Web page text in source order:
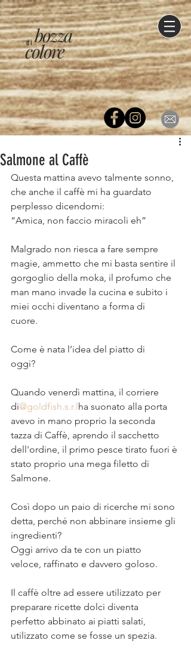
di
colore
bozza
Salmone al Caffè
Questa mattina avevo talmente sonno,
che anche il caffè mi ha guardato
perplesso dicendomi: ⠀
“Amica, non faccio miracoli eh”⠀
Malgrado non riesca a fare sempre
magie, ammetto che mi basta sentire il
gorgoglio della moka, il profumo che
man mano invade la cucina e subito i
miei occhi diventano a forma di
cuore. ⠀
Come è nata l’idea del piatto di
oggi? ⠀
Quando venerdì mattina, il corriere
di@goldfish.s.r.lha suonato alla porta
avevo in mano proprio la seconda
tazza di Caffè, aprendo il sacchetto
dell'ordine, il primo pesce tirato fuori è
stato proprio una mega filetto di
Salmone. ⠀
Così dopo un paio di ricerche mi sono
detta, perché non abbinare insieme gli
ingredienti? ⠀
Oggi arrivo da te con un piatto
veloce, raffinato e davvero goloso.⠀
Il caffè oltre ad essere utilizzato per
preparare ricette dolci diventa
perfetto abbinato ai piatti salati,
utilizzato come se fosse un spezia. ⠀